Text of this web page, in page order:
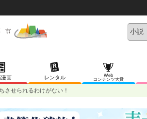
画 レンタル
Web
コンテンツ大賞
させられるわけがない！